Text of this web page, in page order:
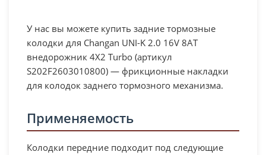
У нас вы можете купить задние тормозные
колодки для Changan UNI-K 2.0 16V 8AT
внедорожник 4X2 Turbo (артикул
S202F2603010800) — фрикционные накладки
для колодок заднего тормозного механизма.
Применяемость
Колодки передние подходит под следующие